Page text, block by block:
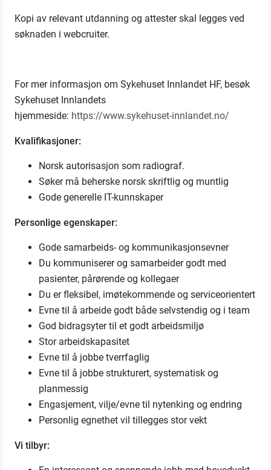
Kopi av relevant utdanning og attester skal legges ved
søknaden i webcruiter.
For mer informasjon om Sykehuset Innlandet HF, besøk
Sykehuset Innlandets
hjemmeside: https://www.sykehuset-innlandet.no/
Kvalifikasjoner:
Norsk autorisasjon som radiograf.
Søker må beherske norsk skriftlig og muntlig
Gode generelle IT-kunnskaper
Personlige egenskaper:
Gode samarbeids- og kommunikasjonsevner
Du kommuniserer og samarbeider godt med
pasienter, pårørende og kollegaer
Du er fleksibel, imøtekommende og serviceorientert
Evne til å arbeide godt både selvstendig og i team
God bidragsyter til et godt arbeidsmiljø
Stor arbeidskapasitet
Evne til å jobbe tverrfaglig
Evne til å jobbe strukturert, systematisk og
planmessig
Engasjement, vilje/evne til nytenking og endring
Personlig egnethet vil tillegges stor vekt
Vi tilbyr: